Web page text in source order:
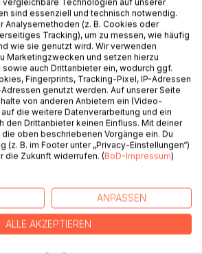
ist sie gerade in einer schweren
hätte sie eigentlich
dürfen. Mit ihrer Reise hatte sie
Ausnahmezustand beginnt sie,
was bei ihrem diesjährigen
Über den Ort, an dem sie sich
sie sieht, hört und erlebt. Die
Die Schönheiten der Natur.
Wirklichkeit, die nach anderen
als die, die wir kennen. Und von
inneren und äußeren Widersachern,
Stromausfälle,
Es gibt unerklärliche
auch unerwartete Tröstungen, kuriose
sind essenziell und technisch notwendig.
Analysemethoden (z. B. Cookies oder
Tracking), um zu messen, wie häufig
wie sie genutzt wird. Wir verwenden
Marketingzwecken und setzen hierzu
auch Drittanbieter ein, wodurch ggf.
Fingerprints, Tracking-Pixel, IP-Adressen
genutzt werden. Auf unserer Seite
von anderen Anbietern ein (Video-
die weitere Datenverarbeitung und ein
den Drittanbieter keinen Einfluss. Mit deiner
oben beschriebenen Vorgänge ein. Du
(z. B. im Footer unter „Privacy-Einstellungen“)
die Zukunft widerrufen. (BoD-Impressum)
ANPASSEN
ALLE AKZEPTIEREN